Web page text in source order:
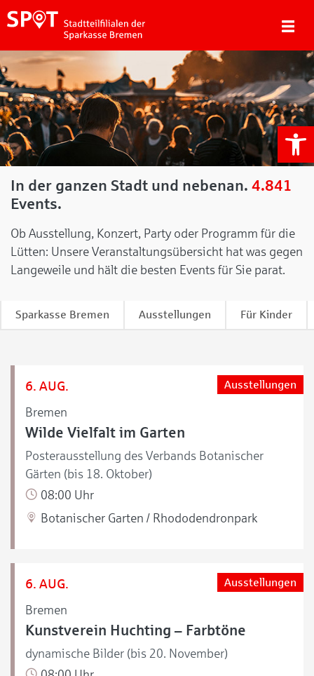
In der ganzen Stadt und nebenan. 4.841
Events.
Ob Ausstellung, Konzert, Party oder Programm für die
Lütten: Unsere Veranstaltungsübersicht hat was gegen
Langeweile und hält die besten Events für Sie parat.
Sparkasse Bremen Ausstellungen Für Kinder
6. AUG.
Bremen
Ausstellungen
Wilde Vielfalt im Garten
Posterausstellung des Verbands Botanischer
Gärten (bis 18. Oktober)
08:00 Uhr
Botanischer Garten / Rhododendronpark
6. AUG.
Bremen
Ausstellungen
Kunstverein Huchting – Farbtöne
dynamische Bilder (bis 20. November)